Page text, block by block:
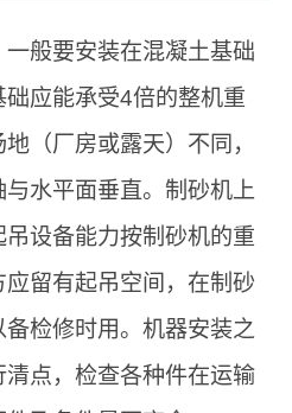
般要安装在混凝土基础
应能承受4倍的整机重
（厂房或露天）不同，
水平面垂直。制砂机上
设备能力按制砂机的重
留有起吊空间，在制砂
检修时用。机器安装之
点，检查各种件在运输